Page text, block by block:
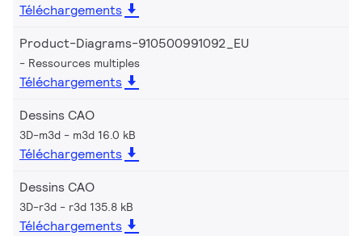
Téléchargements
Product-Diagrams-910500991092_EU
Ressources multiples
Téléchargements
Dessins CAO
3D-m3d m3d 16.0 kB
Téléchargements
Dessins CAO
3D-r3d r3d 135.8 kB
Téléchargements